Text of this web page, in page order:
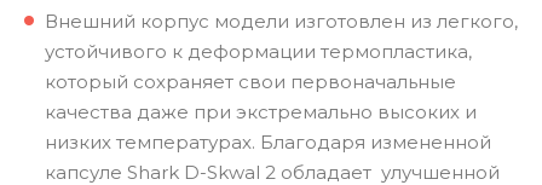
Внешний корпус модели изготовлен из легкого,
устойчивого к деформации термопластика,
который сохраняет свои первоначальные
качества даже при экстремально высоких и
низких температурах. Благодаря измененной
капсуле Shark D-Skwal 2 обладает улучшенной